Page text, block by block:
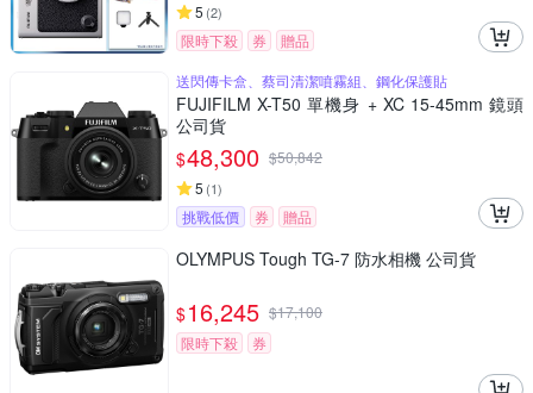
5 (2)
限時下殺 券
贈品
送閃傳卡盒、蔡司清潔噴霧組、鋼化保護貼
FUJIFILM X-T50 單機身 + XC 15-45mm 鏡頭
公司貨
$48,300 $50,842
5 (1)
挑戰低價 券 贈品
OLYMPUS Tough TG-7 防水相機 公司貨
$16,245 $17,100
限時下殺
券